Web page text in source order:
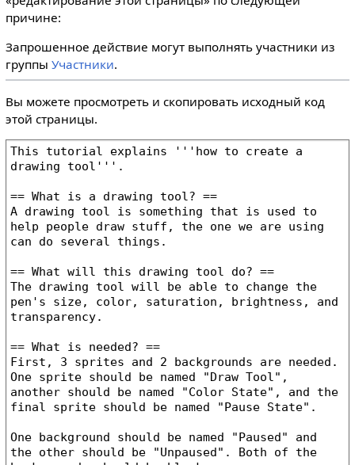
причине:
Запрошенное действие могут выполнять участники из
группы Участники.
Вы можете просмотреть и скопировать исходный код
этой страницы.